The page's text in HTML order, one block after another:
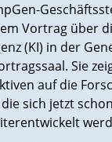
Vortrag über
(KI) in der
Sie
auf die
sich jetzt